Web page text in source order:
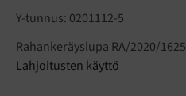
Y-tunnus: 0201112-5
Rahankeräyslupa RA/2020/1625
Lahjoitusten käyttö